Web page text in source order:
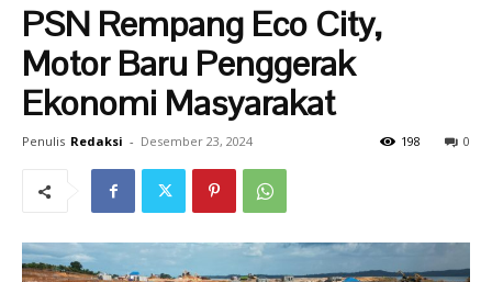
PSN Rempang Eco City,
Motor Baru Penggerak
Ekonomi Masyarakat
Penulis Redaksi - Desember 23, 2024 0
198